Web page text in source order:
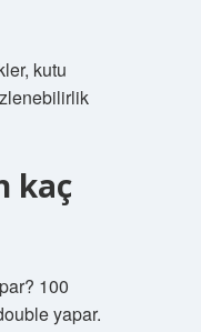
kutu
kaç
100
yapar.